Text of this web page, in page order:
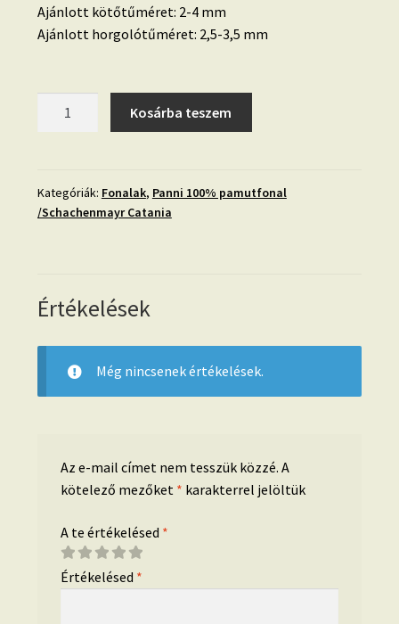
Ajánlott kötőtűméret: 2-4 mm
Ajánlott horgolótűméret: 2,5-3,5 mm
180)
mennyiség
Kosárba teszem
Kategóriák: Fonalak, Panni 100% pamutfonal
/Schachenmayr Catania
Értékelések
Még nincsenek értékelések.
Az e-mail címet nem tesszük közzé. A
kötelező mezőket * karakterrel jelöltük
A te értékelésed *
Értékelésed *